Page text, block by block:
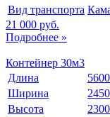
Вид транспорта
21 000 руб.
Подробнее »
Контейнер 30м3
Длина
Ширина
Высота